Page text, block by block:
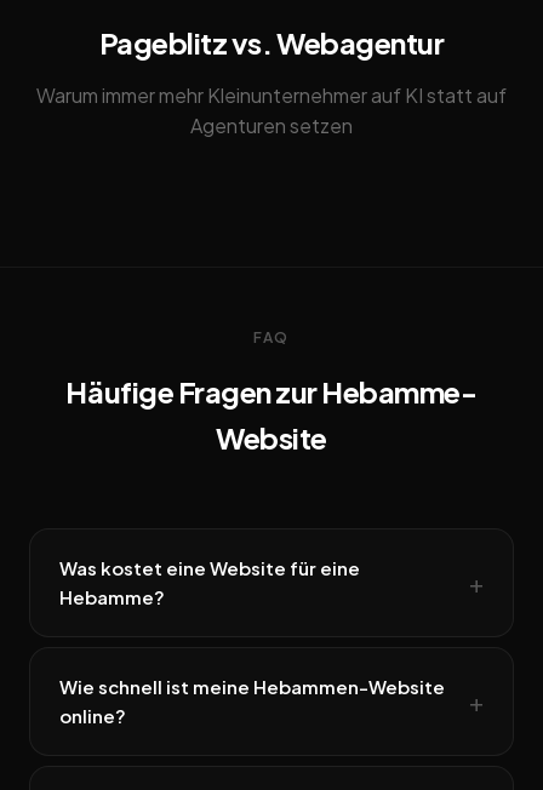
Pageblitz vs. Webagentur
Warum immer mehr Kleinunternehmer auf KI statt auf
Agenturen setzen
FAQ
Häufige Fragen zur Hebamme-
Website
Was kostet eine Website für eine
Hebamme?
Wie schnell ist meine Hebammen-Website
online?